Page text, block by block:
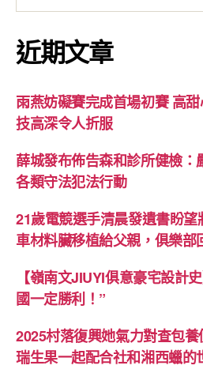
近期文章
雨燕妨礙賽完成首場初賽 高
技高深令人折服
薛城發布佈告森和診所健檢
各類守法犯法行動
21歲電競選手清晨發遺書盼
車材料臟移植給父親，俱樂部
【嶺南文JIUYI俱意豪宅設計
國一定勝利！”
2025村落復興她氣力對查包
瑞生果一起配合社和湘西蠟的